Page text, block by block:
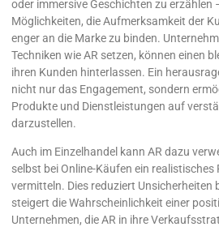
oder immersive Geschichten zu erzählen
Möglichkeiten, die Aufmerksamkeit der
enger an die Marke zu binden.
Techniken wie AR setzen, können einen
ihren Kunden hinterlassen. Ein
nicht nur das Engagement, sondern
Produkte und Dienstleistungen auf
darzustellen.
Auch im Einzelhandel kann AR dazu
selbst bei Online-Käufen ein
vermitteln. Dies reduziert Unsicherheiten
steigert die Wahrscheinlichkeit einer
Unternehmen, die AR in ihre